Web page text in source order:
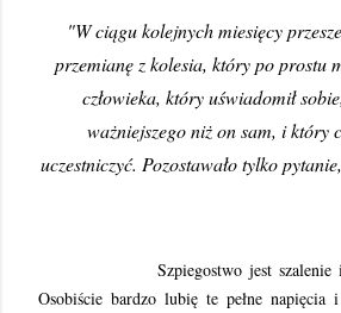
"W ciągu kolejnych miesięcy
przemianę z kolesia, który po prostu
człowieka, który uświadomił
ważniejszego niż on sam, i który
uczestniczyć. Pozostawało tylko
Szpiegostwo jest szalenie
Osobiście bardzo lubię te pełne